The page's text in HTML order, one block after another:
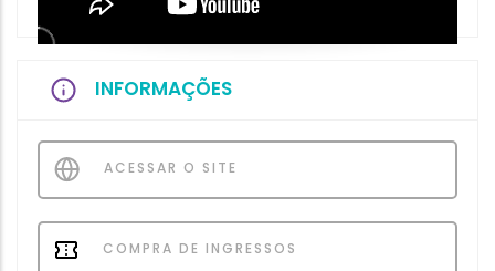
INFORMAÇÕES
ACESSAR O SITE
COMPRA DE INGRESSOS